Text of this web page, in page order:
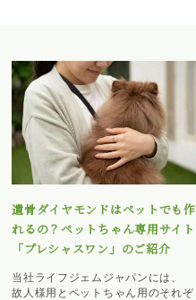
遺骨ダイヤモンドはペットでも作
れるの？ペットちゃん専用サイト
「プレシャスワン」のご紹介
当社ライフジェムジャパンには、
故人様用とペットちゃん用のそれぞ